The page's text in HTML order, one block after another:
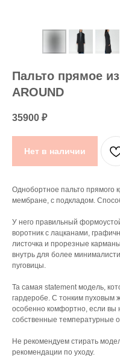
Пальто прямое
AROUND
35900 ₽
Нет в наличии
Однобортное пальто прямого
мембране, с подкладом.
У него правильный
воротник с лацканами,
листочка и прорезные
внутрь для более
пуговицы.
Та самая statement модель,
гардеробе. С тонким пуховым
особенно комфортно, если вы
собственные температурные
Не рекомендуем стирать
рекомендации по уходу.